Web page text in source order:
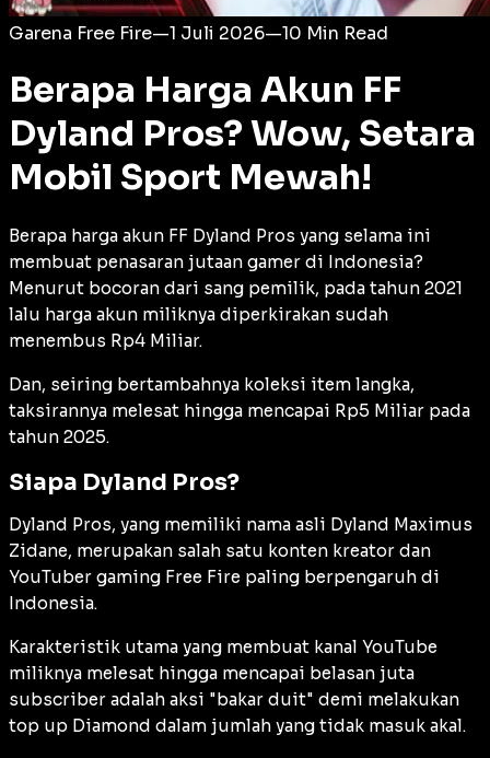
Garena Free Fire—1 Juli 2026—10 Min Read
Berapa Harga Akun FF
Dyland Pros? Wow, Setara
Mobil Sport Mewah!
Berapa harga akun FF Dyland Pros yang selama ini
membuat penasaran jutaan gamer di Indonesia?
Menurut bocoran dari sang pemilik, pada tahun 2021
lalu harga akun miliknya diperkirakan sudah
menembus Rp4 Miliar.
Dan, seiring bertambahnya koleksi item langka,
taksirannya melesat hingga mencapai Rp5 Miliar pada
tahun 2025.
Siapa Dyland Pros?
Dyland Pros, yang memiliki nama asli Dyland Maximus
Zidane, merupakan salah satu konten kreator dan
YouTuber gaming Free Fire paling berpengaruh di
Indonesia.
Karakteristik utama yang membuat kanal YouTube
miliknya melesat hingga mencapai belasan juta
subscriber adalah aksi "bakar duit" demi melakukan
top up Diamond dalam jumlah yang tidak masuk akal.